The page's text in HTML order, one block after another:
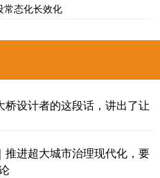
常态化长效化
桥设计者的这段话，讲出了让
进超大城市治理现代化，要